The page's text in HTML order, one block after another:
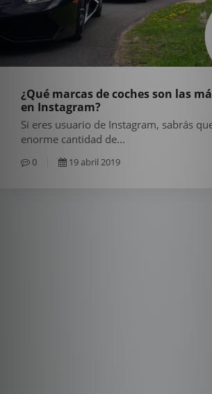
¿Qué marcas de coches son las
en Instagram?
Si eres usuario de Instagram, sabrás
enorme cantidad de...
0 19 abril 2019